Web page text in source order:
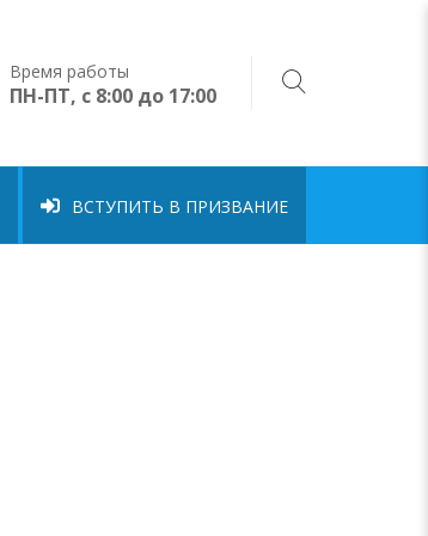
Время работы
ПН-ПТ, с 8:00 до 17:00
ВСТУПИТЬ В ПРИЗВАНИЕ